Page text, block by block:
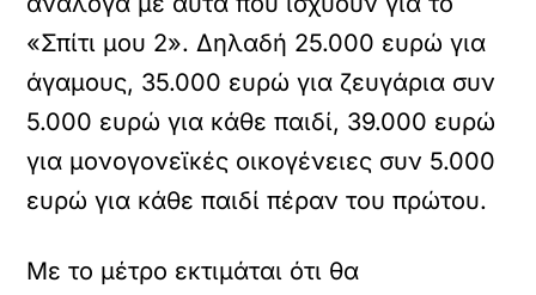
«Σπίτι μου 2». Δηλαδή 25.000 ευρώ για
άγαμους, 35.000 ευρώ για ζευγάρια συν
5.000 ευρώ για κάθε παιδί, 39.000 ευρώ
για μονογονεϊκές οικογένειες συν 5.000
ευρώ για κάθε παιδί πέραν του πρώτου.
Με το μέτρο εκτιμάται ότι θα